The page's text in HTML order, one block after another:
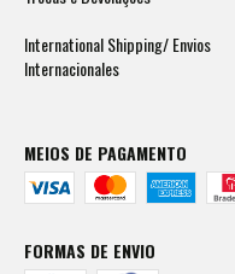
International Shipping/ Envios
Internacionales
MEIOS DE PAGAMENTO
FORMAS DE ENVIO